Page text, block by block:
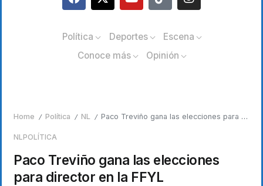
Política Deportes
Escena
Conoce más
Opinión
Home / Política / NL / Paco Treviño gana las elecciones para director en la FFYL
NLPOLÍTICA
Paco Treviño gana las elecciones
para director en la FFYL